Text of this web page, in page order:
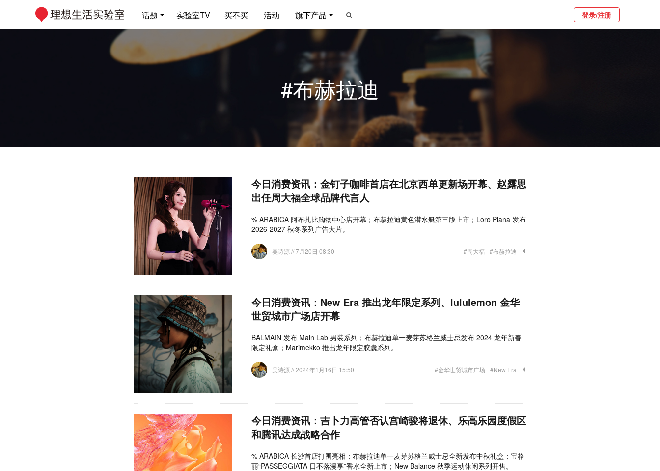
话题 实验室TV 买不买 活动 旗下产品 登录/注册
#布赫拉迪
今日消费资讯：金钉子咖啡首店在北京西单更新场开幕、赵露思
出任周大福全球品牌代言人
% ARABICA 阿布扎比购物中心店开幕；布赫拉迪黄色潜水艇第三版上市；Loro Piana 发布
2026-2027 秋冬系列广告大片。
吴诗源 // 7月20日 08:30 #周大福 #布赫拉迪
今日消费资讯：New Era 推出龙年限定系列、lululemon 金华
世贸城市广场店开幕
BALMAIN 发布 Main Lab 男装系列；布赫拉迪单一麦芽苏格兰威士忌发布 2024 龙年新春
限定礼盒；​Marimekko 推出龙年限定胶囊系列。
吴诗源 // 2024年1月16日 15:50 #金华世贸城市广场 #New Era
今日消费资讯：吉卜力高管否认宫崎骏将退休、乐高乐园度假区
和腾讯达成战略合作
% ARABICA 长沙首店打围亮相；布赫拉迪单一麦芽苏格兰威士忌全新发布中秋礼盒；宝格
丽“PASSEGGIATA 日不落漫享”香水全新上市；New Balance 秋季运动休闲系列开售。